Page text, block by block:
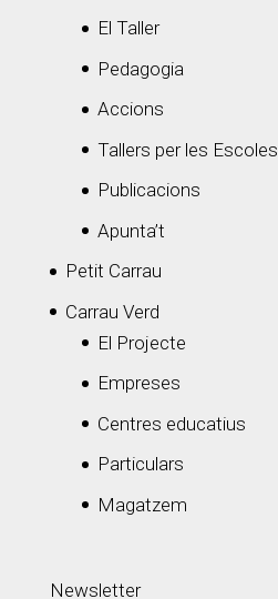
El Taller
Pedagogia
Accions
Tallers per les Escoles
Publicacions
Apunta’t
Petit Carrau
Carrau Verd
El Projecte
Empreses
Centres educatius
Particulars
Magatzem
Newsletter